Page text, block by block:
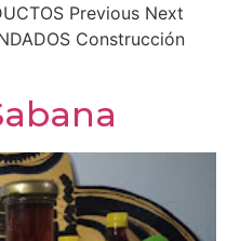
Previous Next
Construcción